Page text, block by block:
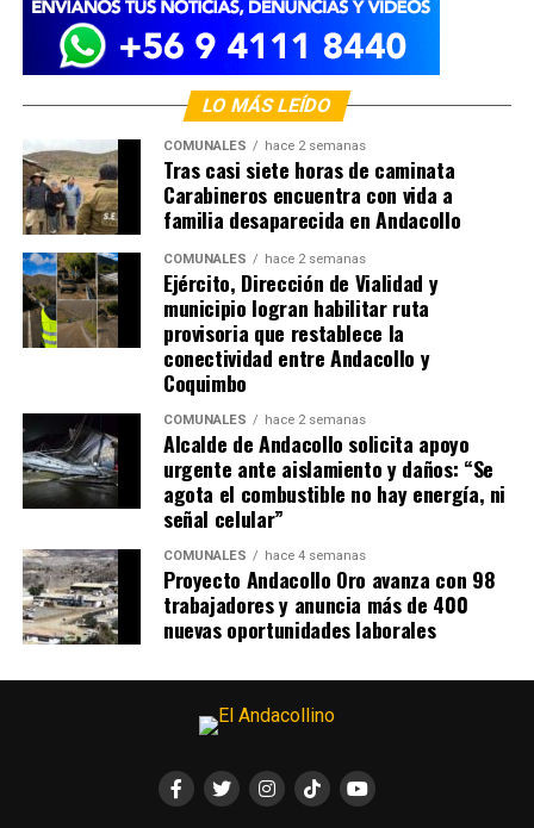
LO MÁS LEÍDO
COMUNALES hace 2 semanas
Tras casi siete horas de caminata
Carabineros encuentra con vida a
familia desaparecida en Andacollo
COMUNALES hace 2 semanas
Ejército, Dirección de Vialidad y
municipio logran habilitar ruta
provisoria que restablece la
conectividad entre Andacollo y
Coquimbo
COMUNALES hace 2 semanas
Alcalde de Andacollo solicita apoyo
urgente ante aislamiento y daños: “Se
agota el combustible no hay energía, ni
señal celular”
COMUNALES hace 4 semanas
Proyecto Andacollo Oro avanza con 98
trabajadores y anuncia más de 400
nuevas oportunidades laborales